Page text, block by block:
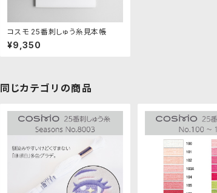
コスモ 25番刺しゅう糸見本帳
¥9,350
同じカテゴリの商品